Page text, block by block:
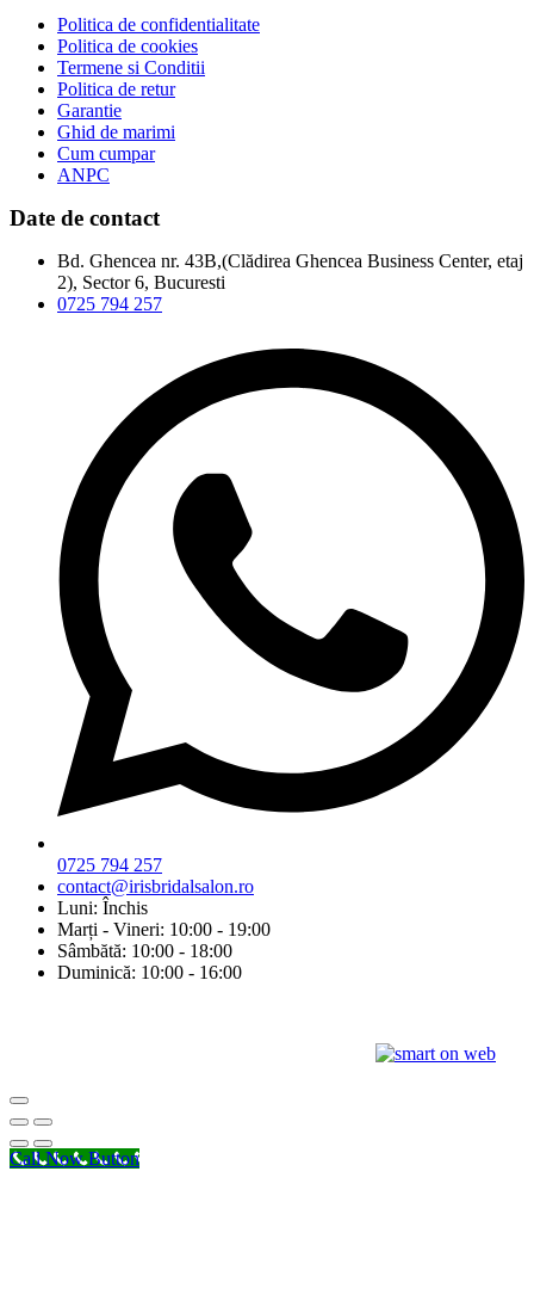
Politica de confidentialitate
Politica de cookies
Termene si Conditii
Politica de retur
Garantie
Ghid de marimi
Cum cumpar
ANPC
Date de contact
Bd. Ghencea nr. 43B,(Clădirea Ghencea Business Center, etaj
2), Sector 6, Bucuresti
0725 794 257
0725 794 257
contact@irisbridalsalon.ro
Luni: Închis
Marți - Vineri: 10:00 - 19:00
Sâmbătă: 10:00 - 18:00
Duminică: 10:00 - 16:00
Call Now Button